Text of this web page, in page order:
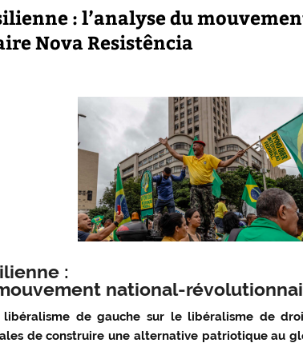
: l’analyse du
Nova Resistência
:
national-
de gauche sur le libéralisme de
de construire une alternative patriotique au